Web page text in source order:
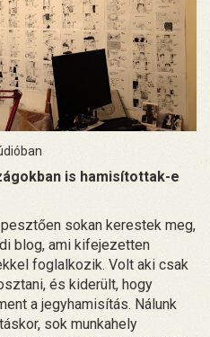
is hamisítottak-e
sokan kerestek meg,
blog, ami kifejezetten
foglalkozik. Volt aki csak
és kiderült, hogy
a jegyhamisítás. Nálunk
sok munkahely